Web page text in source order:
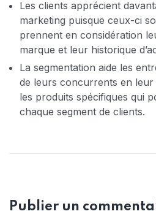
Les clients apprécient
marketing puisque ceux-ci
prennent en considération
marque et leur historique
La segmentation aide les
de leurs concurrents en leur
les produits spécifiques qui
chaque segment de clients.
Publier un